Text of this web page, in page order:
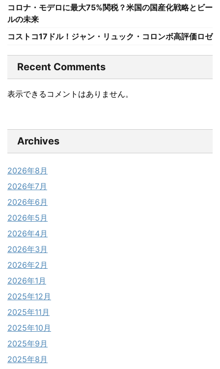
コロナ・モデロに最大75%関税？米国の国産化戦略とビー
ルの未来
コストコ17ドル！ジャン・リュック・コロンボ高評価ロゼ
Recent Comments
表示できるコメントはありません。
Archives
2026年8月
2026年7月
2026年6月
2026年5月
2026年4月
2026年3月
2026年2月
2026年1月
2025年12月
2025年11月
2025年10月
2025年9月
2025年8月